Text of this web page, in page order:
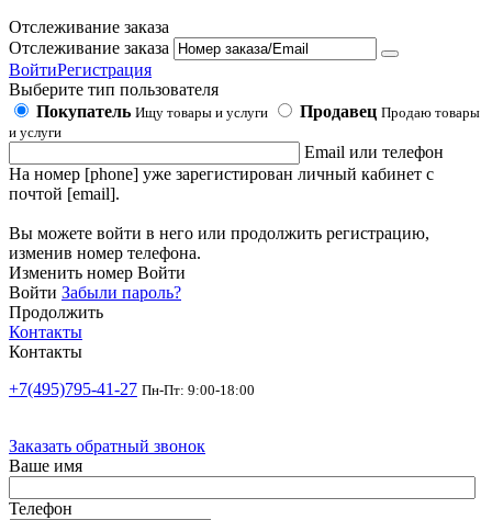
Отслеживание заказа
Отслеживание заказа
ВойтиРегистрация
Выберите тип пользователя
Покупатель Ищу товары и услуги Продавец Продаю товары
и услуги
Email или телефон
На номер [phone] уже зарегистирован личный кабинет с
почтой [email].
Вы можете войти в него или продолжить регистрацию,
изменив номер телефона.
Изменить номер Войти
Войти Забыли пароль?
Продолжить
Контакты
Контакты
+7(495)795-41-27 Пн-Пт: 9:00-18:00
Заказать обратный звонок
Ваше имя
Телефон